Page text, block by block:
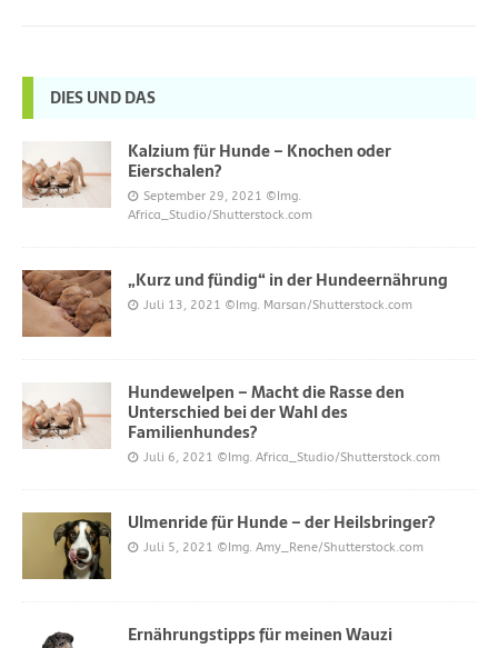
DIES UND DAS
Kalzium für Hunde – Knochen oder
Eierschalen?
September 29, 2021 ©Img.
Africa_Studio/Shutterstock.com
„Kurz und fündig“ in der Hundeernährung
Juli 13, 2021 ©Img. Marsan/Shutterstock.com
Hundewelpen – Macht die Rasse den
Unterschied bei der Wahl des
Familienhundes?
Juli 6, 2021 ©Img. Africa_Studio/Shutterstock.com
Ulmenride für Hunde – der Heilsbringer?
Juli 5, 2021 ©Img. Amy_Rene/Shutterstock.com
Ernährungstipps für meinen Wauzi